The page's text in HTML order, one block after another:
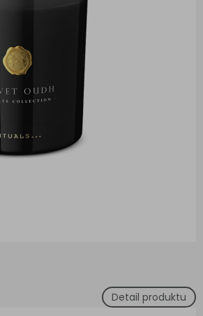
Detail produktu